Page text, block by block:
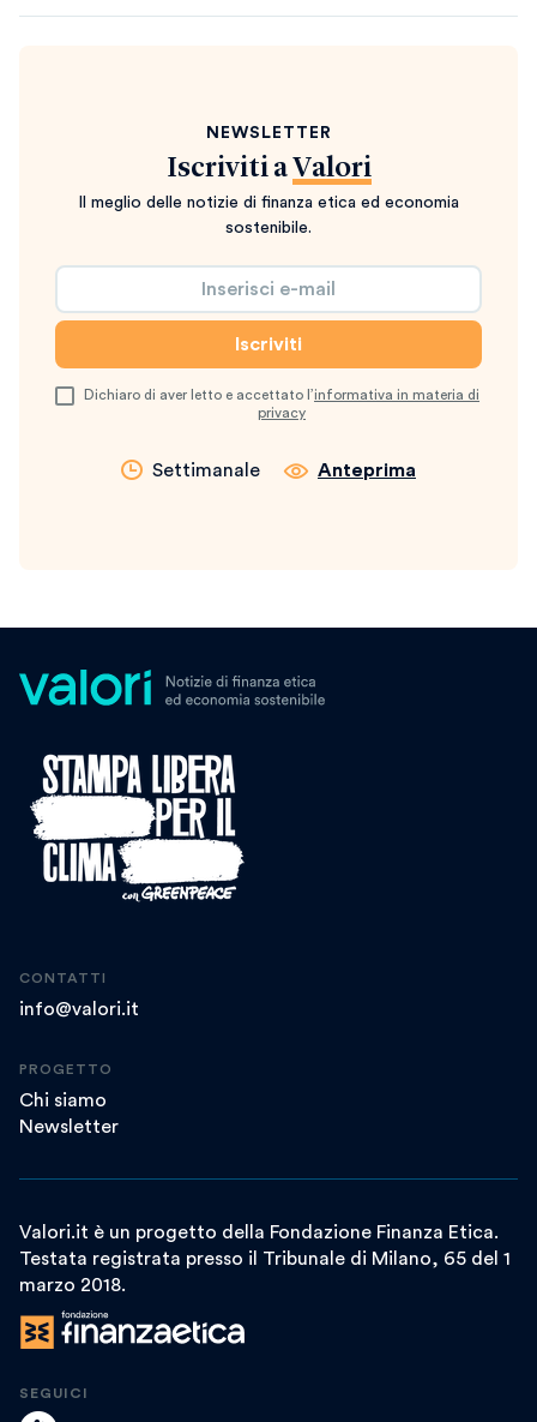
NEWSLETTER
Iscriviti a Valori
Il meglio delle notizie di finanza etica ed economia
sostenibile.
Dichiaro di aver letto e accettato l’informativa in materia di
privacy
Settimanale Anteprima
CONTATTI
info@valori.it
PROGETTO
Chi siamo
Newsletter
Valori.it è un progetto della Fondazione Finanza Etica.
Testata registrata presso il Tribunale di Milano, 65 del 1
marzo 2018.
SEGUICI